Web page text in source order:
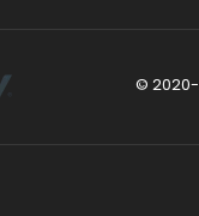
© 2020-